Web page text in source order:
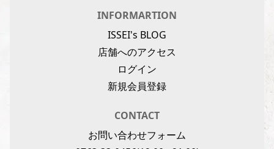
INFORMARTION
ISSEI's BLOG
店舗へのアクセス
ログイン
新規会員登録
CONTACT
お問い合わせフォーム